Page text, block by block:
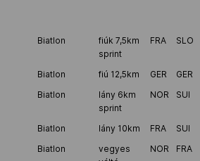
Biatlon
fiúk 7,5km
sprint
FRA SLO
Biatlon fiú 12,5km GER GER
Biatlon
lány 6km
sprint
NOR SUI
Biatlon lány 10km FRA SUI
Biatlon
vegyes
NOR FRA